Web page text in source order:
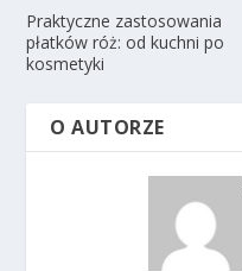
Praktyczne zastosowania
płatków róż: od kuchni po
kosmetyki
O AUTORZE